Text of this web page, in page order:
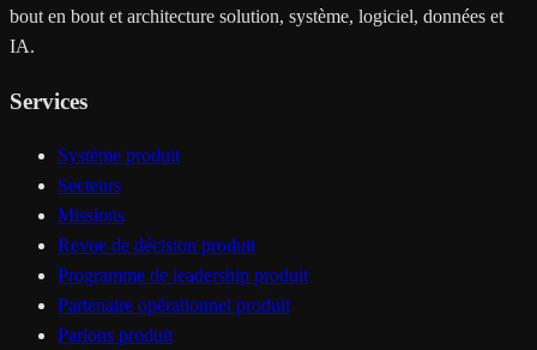
bout en bout et architecture solution, système, logiciel, données et
IA.
Services
Système produit
Secteurs
Missions
Revue de décision produit
Programme de leadership produit
Partenaire opérationnel produit
Parlons produit